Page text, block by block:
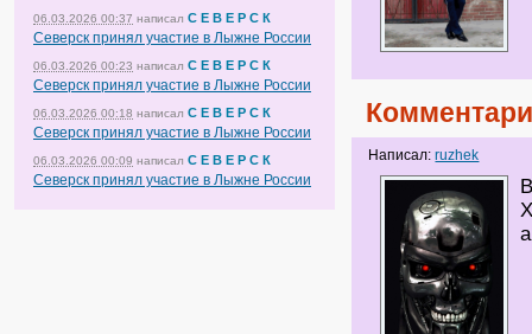
06.03.2026 00:37 написал С Е В Е Р С К
Северск принял участие в Лыжне России
06.03.2026 00:23 написал С Е В Е Р С К
Северск принял участие в Лыжне России
06.03.2026 00:18 написал С Е В Е Р С К
Северск принял участие в Лыжне России
06.03.2026 00:09 написал С Е В Е Р С К
Северск принял участие в Лыжне России
Написал:ruzhek